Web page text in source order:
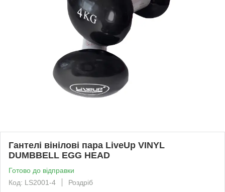
Гантелі вінілові пара LiveUp VINYL
DUMBBELL EGG HEAD
Готово до відправки
Код: LS2001-4
Роздріб